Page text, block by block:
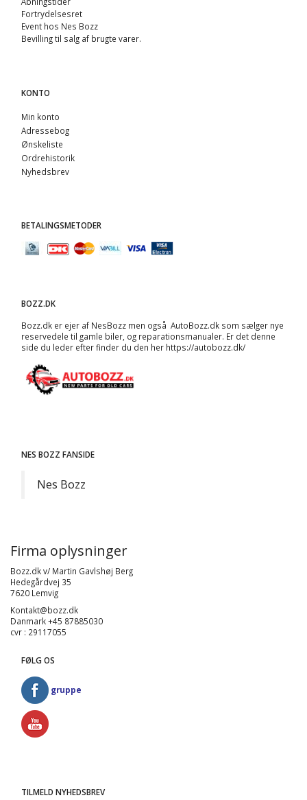
Fortrydelsesret
Event hos Nes Bozz
Bevilling til salg af brugte varer.
KONTO
Min konto
Adressebog
Ønskeliste
Ordrehistorik
Nyhedsbrev
BETALINGSMETODER
BOZZ.DK
Bozz.dk er ejer af NesBozz men også AutoBozz.dk som sælger nye
reservedele til gamle biler, og reparationsmanualer. Er det denne
side du leder efter finder du den her https://autobozz.dk/
NES BOZZ FANSIDE
Nes Bozz
Firma oplysninger
Bozz.dk v/ Martin Gavlshøj Berg
Hedegårdvej 35
7620 Lemvig
Kontakt@bozz.dk
Danmark +45 87885030
cvr : 29117055
FØLG OS
gruppe
TILMELD NYHEDSBREV